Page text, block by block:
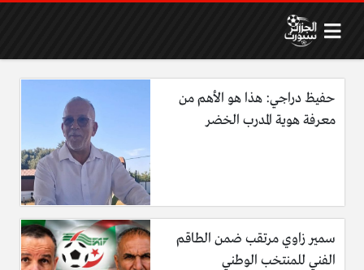
حفيظ دراجي: هذا هو الأهم من
معرفة هوية المدرب الخضر
سمير زاوي مرتقب ضمن الطاقم
الفني للمنتخب الوطني